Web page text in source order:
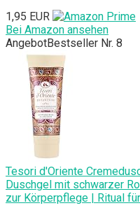
1,95 EUR
Bei Amazon ansehen
AngebotBestseller Nr. 8
Tesori d'Oriente
Duschgel mit schwarzer
zur Körperpflege | Ritual